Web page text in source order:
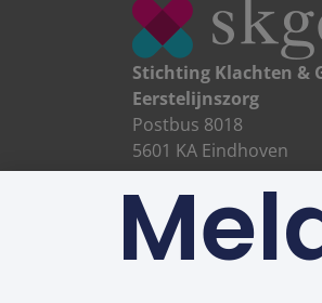
Stichting Klachten &
Eerstelijnszorg
Postbus 8018
5601 KA Eindhoven
CONTACT